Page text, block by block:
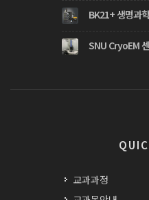
BK21+ 생명과
SNU CryoEM
교과과정